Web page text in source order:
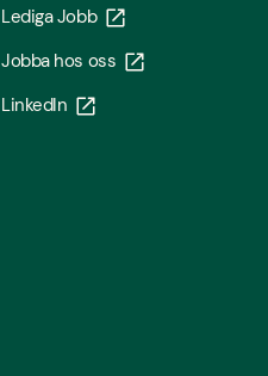
Lediga Jobb
Jobba hos oss
LinkedIn